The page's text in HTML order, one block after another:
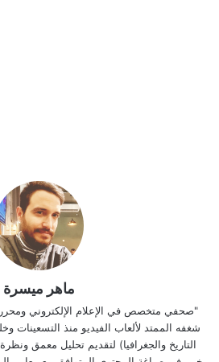
ماهر ميسرة
شغفه الممتد لألعاب الفيديو منذ التسعينات
التاريخ والجغرافيا) لتقديم تحليل معمق